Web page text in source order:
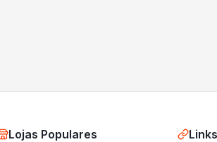
Lojas Populares